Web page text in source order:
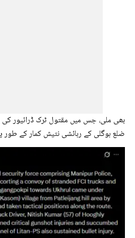
بھی ملی، جس میں مقتول ٹرک ڈرائیور
ضلع ہوگلی کے رہائشی نتیش کمار کے طور